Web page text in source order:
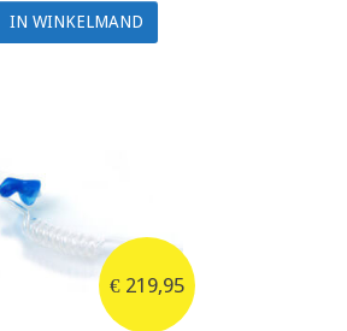
IN WINKELMAND
€ 219,95